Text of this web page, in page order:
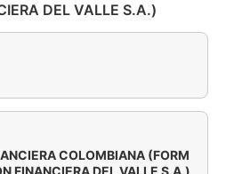
DEL VALLE S.A.)
COLOMBIANA (FORM
FINANCIERA DEL VALLE S.A.)